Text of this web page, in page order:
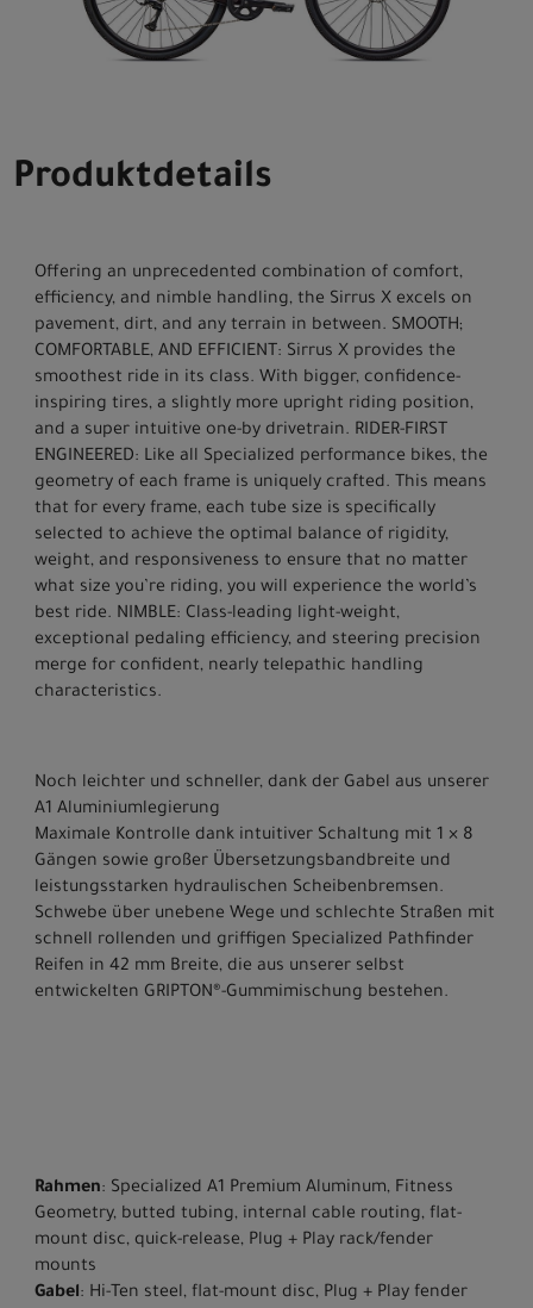
Produktdetails
Offering an unprecedented combination of comfort,
efficiency, and nimble handling, the Sirrus X excels on
pavement, dirt, and any terrain in between. SMOOTH;
COMFORTABLE, AND EFFICIENT: Sirrus X provides the
smoothest ride in its class. With bigger, confidence-
inspiring tires, a slightly more upright riding position,
and a super intuitive one-by drivetrain. RIDER-FIRST
ENGINEERED: Like all Specialized performance bikes, the
geometry of each frame is uniquely crafted. This means
that for every frame, each tube size is specifically
selected to achieve the optimal balance of rigidity,
weight, and responsiveness to ensure that no matter
what size you’re riding, you will experience the world’s
best ride. NIMBLE: Class-leading light-weight,
exceptional pedaling efficiency, and steering precision
merge for confident, nearly telepathic handling
characteristics.
Noch leichter und schneller, dank der Gabel aus unserer
A1 Aluminiumlegierung
Maximale Kontrolle dank intuitiver Schaltung mit 1 × 8
Gängen sowie großer Übersetzungsbandbreite und
leistungsstarken hydraulischen Scheibenbremsen.
Schwebe über unebene Wege und schlechte Straßen mit
schnell rollenden und griffigen Specialized Pathfinder
Reifen in 42 mm Breite, die aus unserer selbst
entwickelten GRIPTON®-Gummimischung bestehen.
Rahmen: Specialized A1 Premium Aluminum, Fitness
Geometry, butted tubing, internal cable routing, flat-
mount disc, quick-release, Plug + Play rack/fender
mounts
Gabel: Hi-Ten steel, flat-mount disc, Plug + Play fender